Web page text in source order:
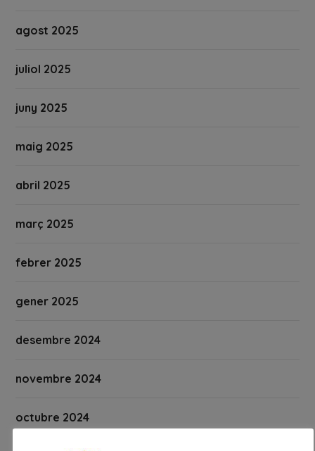
agost 2025
juliol 2025
juny 2025
maig 2025
abril 2025
març 2025
febrer 2025
gener 2025
desembre 2024
novembre 2024
octubre 2024